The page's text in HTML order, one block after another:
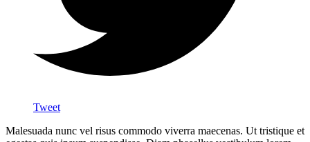
Tweet
Malesuada nunc vel risus commodo viverra maecenas. Ut tristique et